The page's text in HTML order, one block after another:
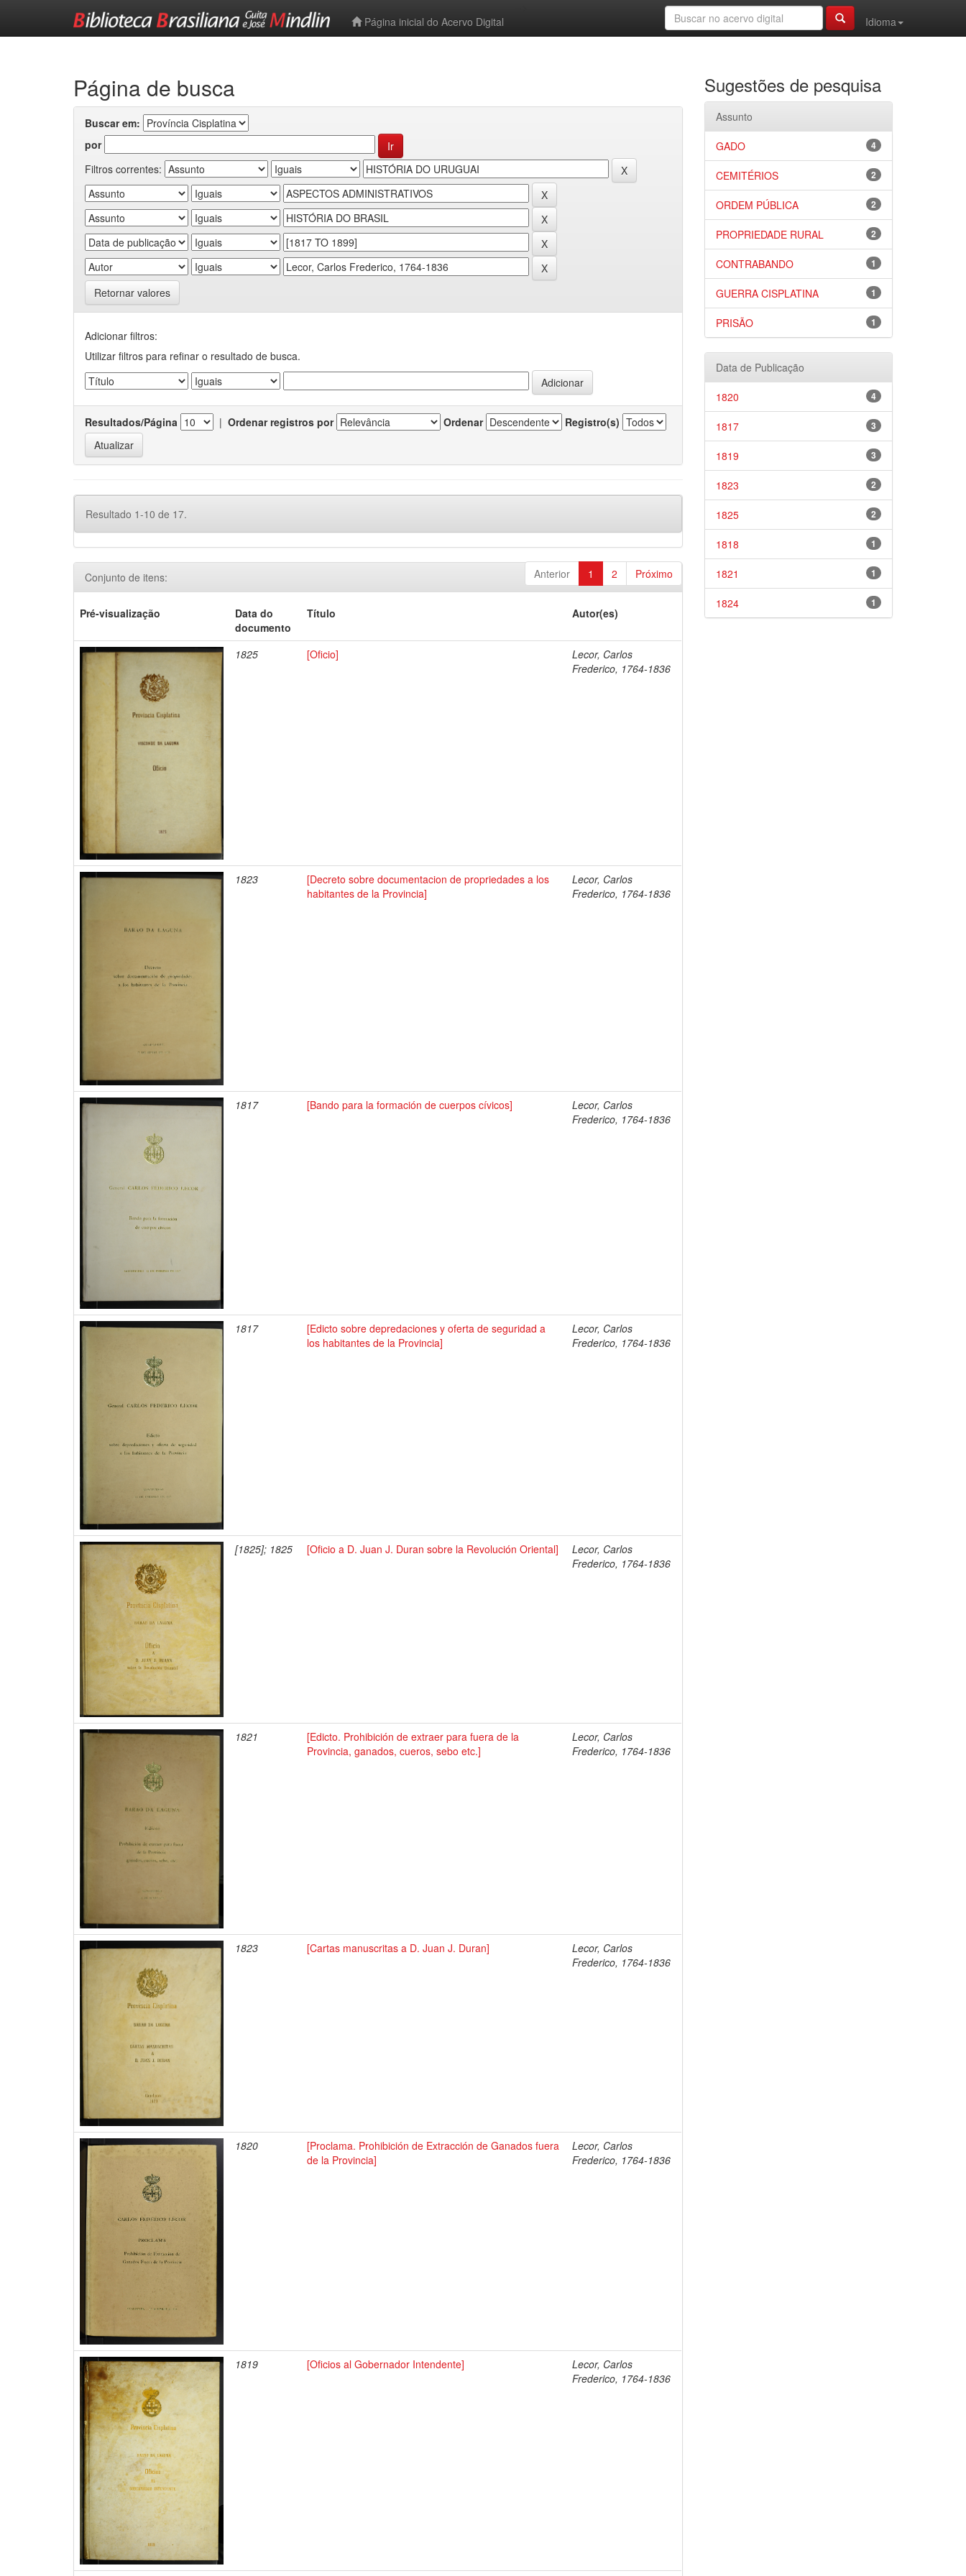
Página inicial do Acervo Digital
Idioma
Página de busca
Buscar em:
por
Filtros correntes:
Retornar valores
Adicionar filtros:
Utilizar filtros para refinar o resultado de busca.
Resultados/Página | Ordenar registros por Ordenar Registro(s)
Resultado 1-10 de 17.
Anterior 1 2 Próximo
Conjunto de itens:
Pré-visualização
Data do
documento
Título Autor(es)
1825 [Oficio]
Lecor, Carlos
Frederico, 1764-1836
1823
[Decreto sobre documentacion de propriedades a los
habitantes de la Provincia]
Lecor, Carlos
Frederico, 1764-1836
1817 [Bando para la formación de cuerpos cívicos]
Lecor, Carlos
Frederico, 1764-1836
1817
[Edicto sobre depredaciones y oferta de seguridad a
los habitantes de la Provincia]
Lecor, Carlos
Frederico, 1764-1836
[1825]; 1825 [Oficio a D. Juan J. Duran sobre la Revolución Oriental]
Lecor, Carlos
Frederico, 1764-1836
1821
[Edicto. Prohibición de extraer para fuera de la
Provincia, ganados, cueros, sebo etc.]
Lecor, Carlos
Frederico, 1764-1836
1823 [Cartas manuscritas a D. Juan J. Duran]
Lecor, Carlos
Frederico, 1764-1836
1820
[Proclama. Prohibición de Extracción de Ganados fuera
de la Provincia]
Lecor, Carlos
Frederico, 1764-1836
1819 [Oficios al Gobernador Intendente]
Lecor, Carlos
Frederico, 1764-1836
Sugestões de pesquisa
Assunto
4
GADO
2
CEMITÉRIOS
2
ORDEM PÚBLICA
2
PROPRIEDADE RURAL
1
CONTRABANDO
1
GUERRA CISPLATINA
1
PRISÃO
Data de Publicação
4
1820
3
1817
3
1819
2
1823
2
1825
1
1818
1
1821
1
1824